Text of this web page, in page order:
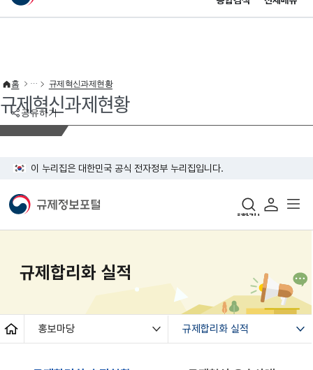
이 누리집은 대한민국 공식 전자정부 누리집입니다.
공유하기
홈 규제혁신과제현황
규제혁신과제현황